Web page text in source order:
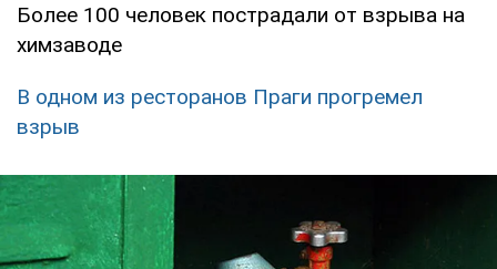
Более 100 человек пострадали от взрыва на
химзаводе
В одном из ресторанов Праги прогремел
взрыв